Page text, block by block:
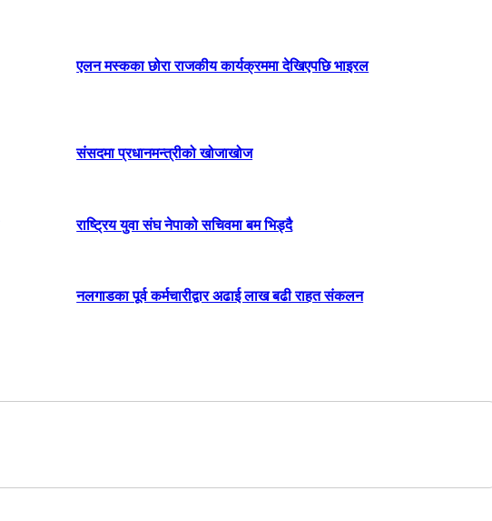
एलन मस्कका छोरा राजकीय कार्यक्रममा देखिएपछि भाइरल
संसदमा प्रधानमन्त्रीको खोजाखोज
राष्ट्रिय युवा संघ नेपाको सचिवमा बम भिड्दै
नलगाडका पूर्व कर्मचारीद्वार अढाई लाख बढी राहत संकलन